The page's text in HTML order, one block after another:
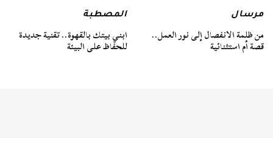
مرسال
من ظلمة الانفصال إلى نور العمل..
قصة أم استثنائية
المصطبة
ابني بيتك بالقهوة.. تقنية جديدة
للحفاظ على البيئة